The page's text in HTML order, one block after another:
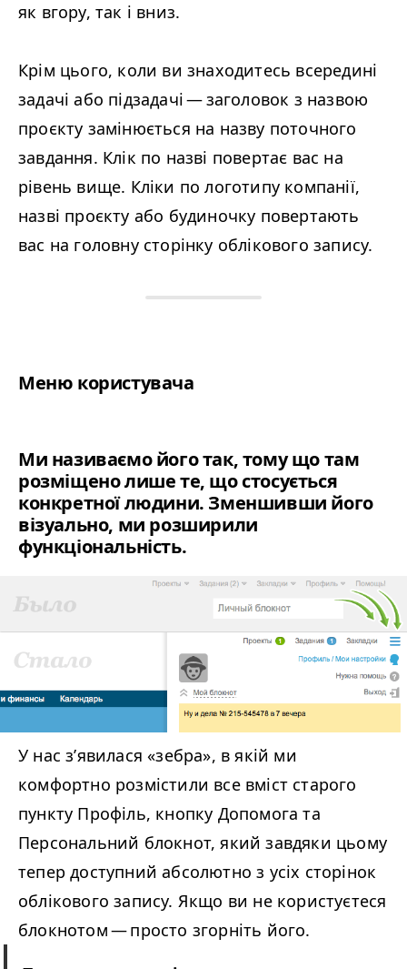
як вгору, так і вниз.
Крім цього, коли ви знаходитесь всередині
задачі або підзадачі — заголовок з назвою
проєкту замінюється на назву поточного
завдання. Клік по назві повертає вас на
рівень вище. Кліки по логотипу компанії,
назві проєкту або будиночку повертають
вас на головну сторінку облікового запису.
Меню користувача
Ми називаємо його так, тому що там
розміщено лише те, що стосується
конкретної людини. Зменшивши його
візуально, ми розширили
функціональність.
У нас з’явилася «зебра», в якій ми
комфортно розмістили все вміст старого
пункту Профіль, кнопку Допомога та
Персональний блокнот, який завдяки цьому
тепер доступний абсолютно з усіх сторінок
облікового запису. Якщо ви не користуєтеся
блокнотом — просто згорніть його.